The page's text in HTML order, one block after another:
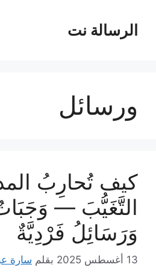
المحتوىالرسالة نت
ورسائل
كيف تُحارِبُ
التَّغَيُّبَ —
وَرَسَائِلُ فَرْدِيَّةٌ
13 أغسطس 2025 بقلم سارة